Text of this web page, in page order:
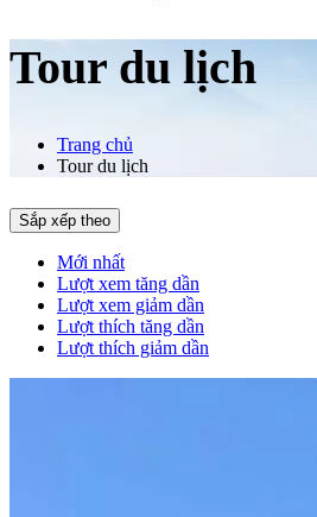
Tour du lịch
Trang chủ
Tour du lịch
Sắp xếp theo
Mới nhất
Lượt xem tăng dần
Lượt xem giảm dần
Lượt thích tăng dần
Lượt thích giảm dần